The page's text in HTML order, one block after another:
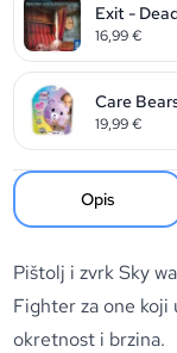
Exit -
16,99€
Care
19,99€
Opis
Pištolj i zvrk Sky
Fighter za one
okretnost i brzina.